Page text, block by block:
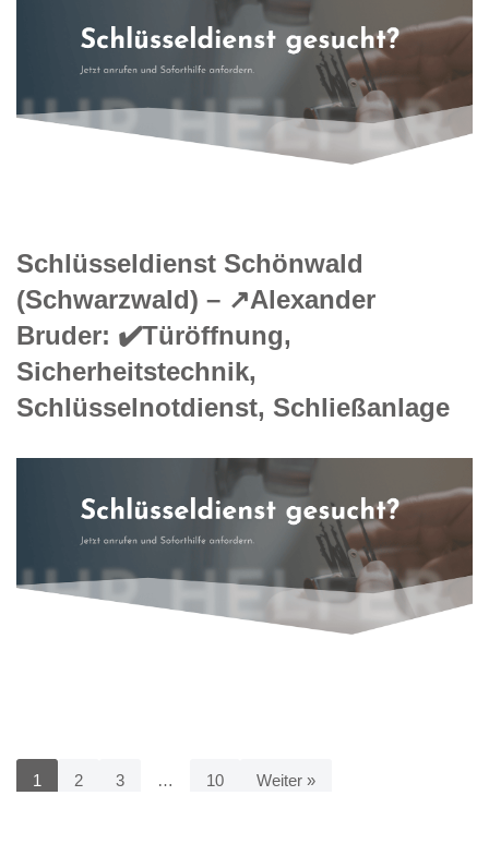
Schlüsseldienst Schönwald
(Schwarzwald) – ↗️Alexander
Bruder: ✔️Türöffnung,
Sicherheitstechnik,
Schlüsselnotdienst, Schließanlage
1 2 3 … 10 Weiter »